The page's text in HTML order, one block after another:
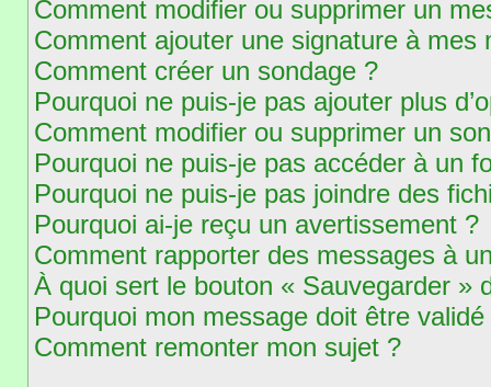
Comment modifier ou supprimer un
Comment ajouter une signature à mes
Comment créer un sondage ?
Pourquoi ne puis-je pas ajouter plus
Comment modifier ou supprimer un
Pourquoi ne puis-je pas accéder à un
Pourquoi ne puis-je pas joindre des
Pourquoi ai-je reçu un avertissement ?
Comment rapporter des messages à
À quoi sert le bouton « Sauvegarder »
Pourquoi mon message doit être validé
Comment remonter mon sujet ?